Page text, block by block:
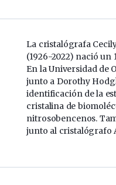
La cristalógrafa
(1926-2022) nació un
En la Universidad de
junto a Dorothy
identificación de la
cristalina de
nitrosobencenos.
junto al cristalógrafo